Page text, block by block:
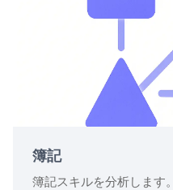
簿記
簿記スキルを分析します。